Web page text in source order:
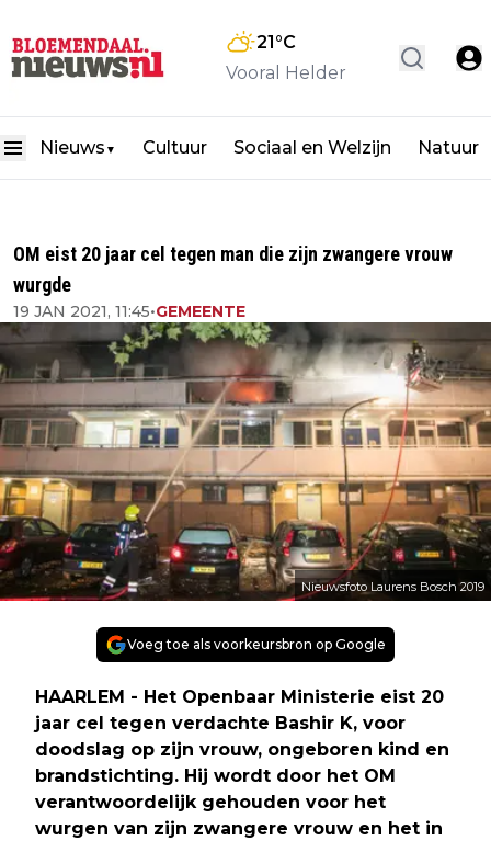
21°C
Vooral Helder
Nieuws ▼ Cultuur Sociaal en Welzijn Natuur
OM eist 20 jaar cel tegen man die zijn zwangere vrouw
wurgde
19 JAN 2021, 11:45•GEMEENTE
Nieuwsfoto Laurens Bosch 2019
Voeg toe als voorkeursbron op Google
HAARLEM - Het Openbaar Ministerie eist 20
jaar cel tegen verdachte Bashir K, voor
doodslag op zijn vrouw, ongeboren kind en
brandstichting. Hij wordt door het OM
verantwoordelijk gehouden voor het
wurgen van zijn zwangere vrouw en het in